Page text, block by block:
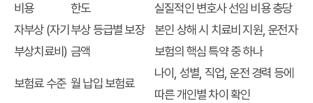
비용
한도
실질적인 변호사 선임 비용 충당
자부상 (자기
부상치료비)
부상 등급별 보장
금액
본인 상해 시 치료비 지원, 운전자
보험의 핵심 특약 중 하나
보험료 수준 월 납입 보험료
나이, 성별, 직업, 운전 경력 등에
따른 개인별 차이 확인